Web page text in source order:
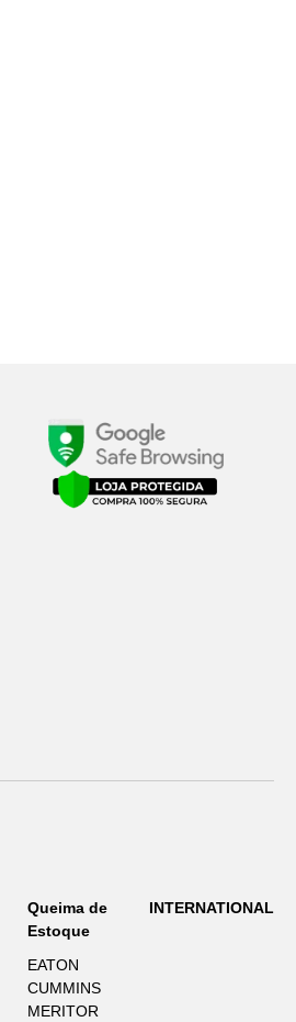
Queima de
Estoque
EATON
CUMMINS
MERITOR
INTERNATIONAL